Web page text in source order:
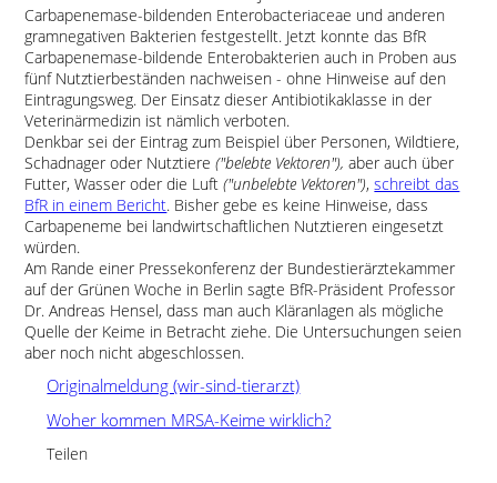
Carbapenemase-bildenden Enterobacteriaceae und anderen
gramnegativen Bakterien festgestellt. Jetzt konnte das BfR
Carbapenemase-bildende Enterobakterien auch in Proben aus
fünf Nutztierbeständen nachweisen - ohne Hinweise auf den
Eintragungsweg. Der Einsatz dieser Antibiotikaklasse in der
Veterinärmedizin ist nämlich verboten.
Denkbar sei der Eintrag zum Beispiel über Personen, Wildtiere,
Schadnager oder Nutztiere( belebte Vektoren ), aber auch über
Futter, Wasser oder die Luft( unbelebte Vektoren ),schreibt das
BfR in einem Bericht. Bisher gebe es keine Hinweise, dass
Carbapeneme bei landwirtschaftlichen Nutztieren eingesetzt
würden.
Am Rande einer Pressekonferenz der Bundestierärztekammer
auf der Grünen Woche in Berlin sagte BfR-Präsident Professor
Dr. Andreas Hensel, dass man auch Kläranlagen als mögliche
Quelle der Keime in Betracht ziehe. Die Untersuchungen seien
aber noch nicht abgeschlossen.
Originalmeldung (wir-sind-tierarzt)
Woher kommen MRSA-Keime wirklich?
Teilen